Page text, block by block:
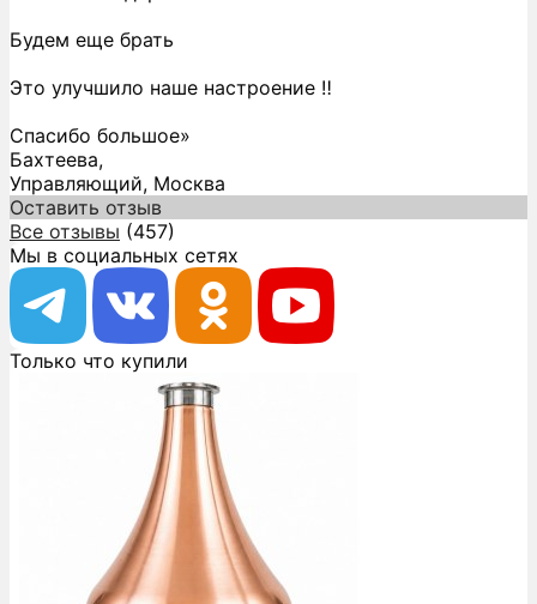
Будем еще брать
Это улучшило наше настроение ‼️
Спасибо большое»
Бахтеева,
Управляющий, Москва
Оставить отзыв
Все отзывы (457)
Мы в социальных сетях
Только что купили